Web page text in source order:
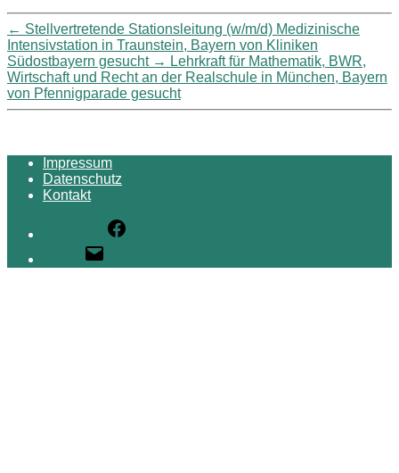
← Stellvertretende Stationsleitung (w/m/d) Medizinische
Intensivstation in Traunstein, Bayern von Kliniken
Südostbayern gesucht → Lehrkraft für Mathematik, BWR,
Wirtschaft und Recht an der Realschule in München, Bayern
von Pfennigparade gesucht
Impressum
Datenschutz
Kontakt